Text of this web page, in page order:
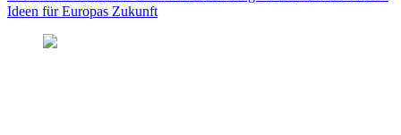
Ideen für Europas Zukunft